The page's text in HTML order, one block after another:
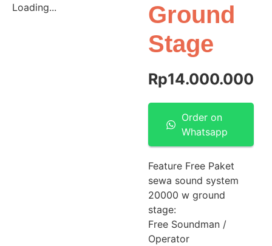
Loading...
Ground
Stage
Rp14.000.000
Order on
Whatsapp
Feature Free Paket
sewa sound system
20000 w ground
stage:
Free Soundman /
Operator